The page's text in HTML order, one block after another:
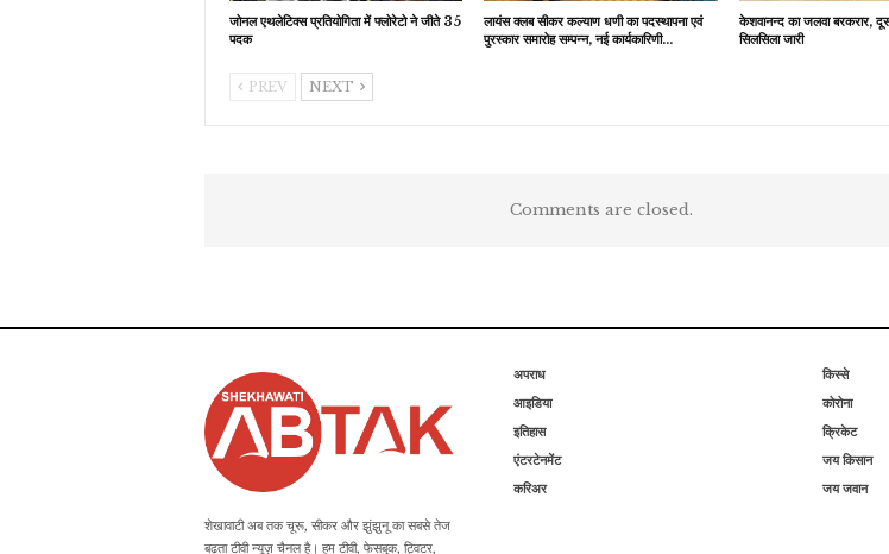
जोनल एथलेटिक्स प्रतियोगिता में फ्लोरेटो ने जीते 35
पदक
लायंस क्लब सीकर कल्याण धणी का पदस्थापना एवं
पुरस्कार समारोह सम्पन्न, नई कार्यकारिणी…
केशवानन्द का जलवा बरकरार,
सिलसिला जारी
PREV NEXT
Comments are closed.
शेखावाटी अब तक चूरू, सीकर और झुंझुनू का सबसे तेज
बढ़ता टीवी न्यूज़ चैनल है। हम टीवी, फेसबुक, ट्विटर,
अपराध
आइडिया
इतिहास
एंटरटेनमेंट
करिअर
किस्से
कोरोना
क्रिकेट
जय किसान
जय जवान